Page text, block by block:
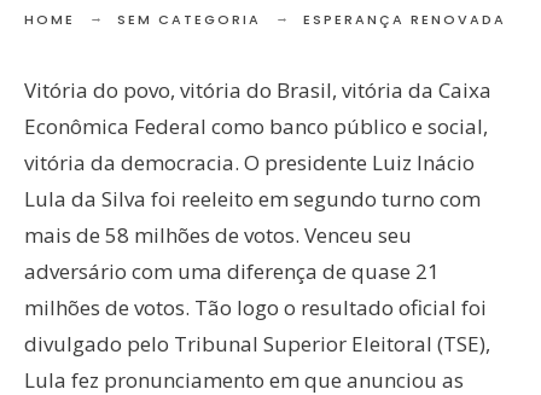
HOME SEM CATEGORIA ESPERANÇA RENOVADA
Vitória do povo, vitória do Brasil, vitória da Caixa
Econômica Federal como banco público e social,
vitória da democracia. O presidente Luiz Inácio
Lula da Silva foi reeleito em segundo turno com
mais de 58 milhões de votos. Venceu seu
adversário com uma diferença de quase 21
milhões de votos. Tão logo o resultado oficial foi
divulgado pelo Tribunal Superior Eleitoral (TSE),
Lula fez pronunciamento em que anunciou as